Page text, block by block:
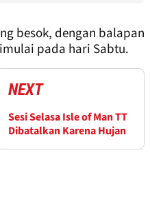
besok, dengan balapan
pada hari Sabtu.
NEXT
Sesi Selasa Isle of Man TT
Dibatalkan Karena Hujan